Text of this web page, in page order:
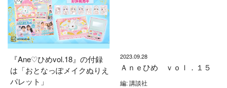
『Ane♡ひめvol.18』の付録
は「おとなっぽメイクぬりえ
パレット」
2023.09.28
Ａｎｅひめ ｖｏｌ．１５
編: 講談社